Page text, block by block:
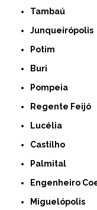
Tambaú
Junqueirópolis
Potim
Buri
Pompeia
Regente Feijó
Lucélia
Castilho
Palmital
Engenheiro
Miguelópolis